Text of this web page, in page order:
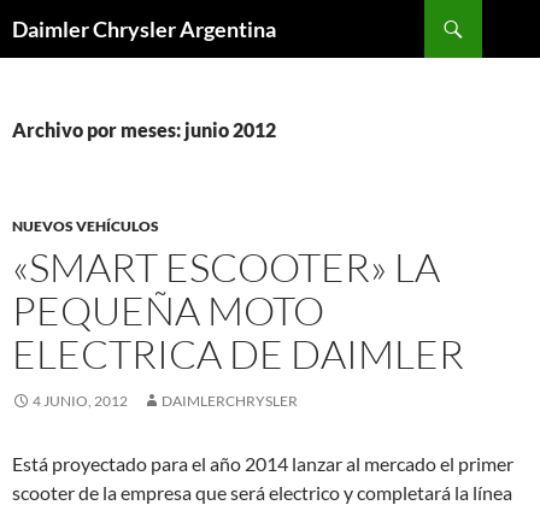
Daimler Chrysler Argentina
Archivo por meses: junio 2012
NUEVOS VEHÍCULOS
«SMART ESCOOTER» LA
PEQUEÑA MOTO
ELECTRICA DE DAIMLER
4 JUNIO, 2012 DAIMLERCHRYSLER
Está proyectado para el año 2014 lanzar al mercado el primer
scooter de la empresa que será electrico y completará la línea